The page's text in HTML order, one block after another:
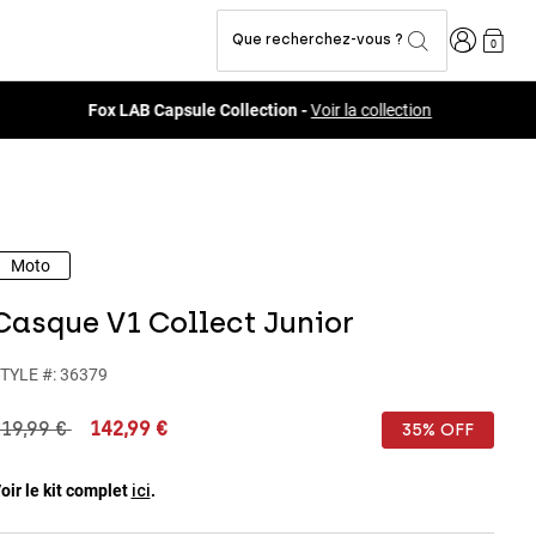
Que recherchez-vous ? Connexion
0
Moto
V1 Collect Junior
#:36379
reduced from
€to142,99 € 35% OFF
le kit complet ici.